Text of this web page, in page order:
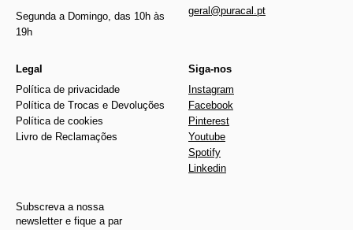
Segunda a Domingo, das 10h às
19h
geral@puracal.pt
Legal
Política de privacidade
Política de Trocas e Devoluções
Política de cookies
Livro de Reclamações
Siga-nos
Instagram
Facebook
Pinterest
Youtube
Spotify
Linkedin
Subscreva a nossa
newsletter e fique a par